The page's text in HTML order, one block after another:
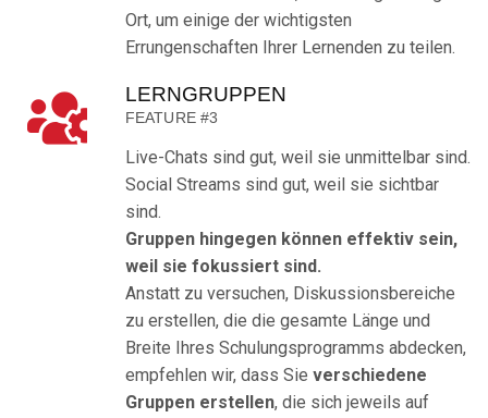
Ort, um einige der wichtigsten
Errungenschaften Ihrer Lernenden zu teilen.
LERNGRUPPEN
FEATURE #3
Live-Chats sind gut, weil sie unmittelbar sind.
Social Streams sind gut, weil sie sichtbar
sind.
Gruppen hingegen können effektiv sein,
weil sie fokussiert sind.
Anstatt zu versuchen, Diskussionsbereiche
zu erstellen, die die gesamte Länge und
Breite Ihres Schulungsprogramms abdecken,
empfehlen wir, dass Sie verschiedene
Gruppen erstellen, die sich jeweils auf